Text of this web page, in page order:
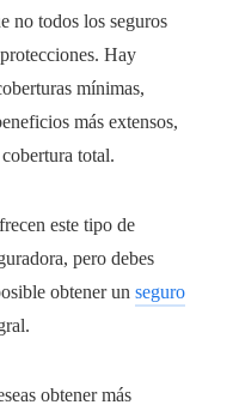
no todos los seguros
Hay
mínimas,
más extensos,
total.
este tipo de
pero debes
obtener un seguro
obtener más